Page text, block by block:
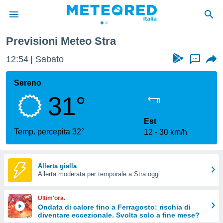
di
per
le
di
Web
le
Previsioni Meteo Stra
12:54 Sabato ...
Sereno
31°
Temp. percepita 32°
Est
12
30 km/h
Allerta gialla
Allerta moderata per temporale a Stra oggi
Ultim'ora.
Ondata di calore fino a Ferragosto: rischia di
diventare eccezionale. Svolta solo a fine mese?